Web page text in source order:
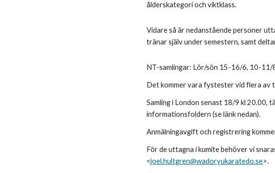
ålderskategori och viktklass.
Vidare så är nedanstående personer
tränar själv under semestern, samt
NT-samlingar: Lör/sön 15-16/6, 10-
Det kommer vara fystester vid flera av
Samling i London senast 18/9 kl 20.00,
informationsfoldern (se länk nedan).
Anmälningavgift och registrering
För de uttagna i kumite behöver vi
<joel.hultgren@wadoryukaratedo.se>.